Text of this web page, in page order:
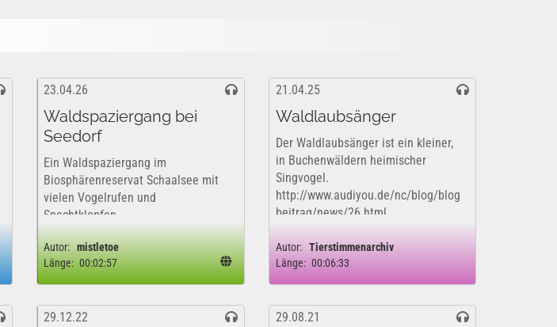
23.04.26
Waldspaziergang bei
Seedorf
Ein Waldspaziergang im
Biosphärenreservat Schaalsee mit
vielen Vogelrufen und
Spechtklopfen
Autor: mistletoe
Länge: 00:02:57
21.04.25
Waldlaubsänger
Der Waldlaubsänger ist ein kleiner,
in Buchenwäldern heimischer
Singvogel.
http://www.audiyou.de/nc/blog/blog
beitrag/news/26.html
.berlin/de/forschung/tierstimmenar
chiv
Autor: Tierstimmenarchiv
Länge: 00:06:33
29.12.22 29.08.21